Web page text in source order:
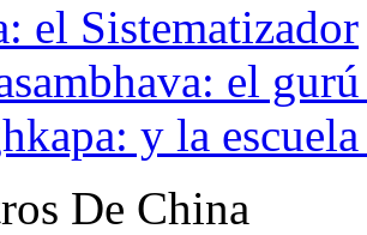
el Sistematizador
el
y la
De China